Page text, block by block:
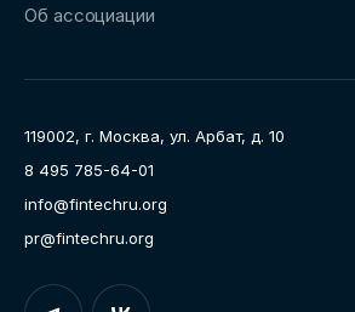
Рабочие группы
Направления работы
Об ассоциации
Карьера
Контакты
Документы
119002, г. Москва, ул. Арбат, д. 10
8 495 785-64-01
info@fintechru.org
pr@fintechru.org